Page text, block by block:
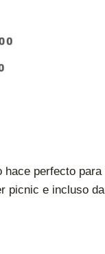
perfecto para
picnic e incluso